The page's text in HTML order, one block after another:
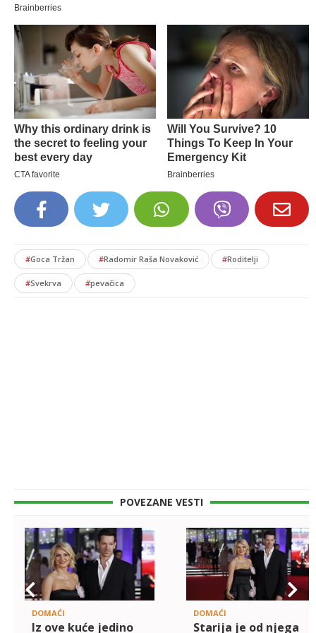
#Goca Tržan #Radomir Raša Novaković #Roditelji
#Svekrva #pevačica
POVEZANE VESTI
DOMAĆI
Iz ove kuće jedino
DOMAĆI
Starija je od njega